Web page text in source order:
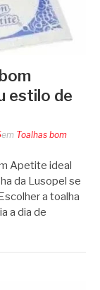
estilo de
em Toalhas bom
Apetite ideal
da Lusopel se
a toalha
a dia de